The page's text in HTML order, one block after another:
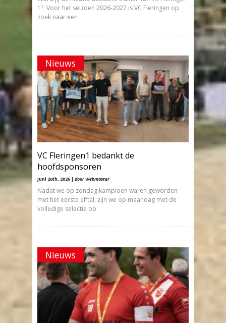
1? Voor het seizoen 2026-2027 is VC Fleringen op
zoek naar een
Nieuws
VC Fleringen1 bedankt de
hoofdsponsoren
juni 26th, 2026 | door Webmaster
Nadat we op zondag kampioen waren geworden
met het eerste elftal, zijn we op maandag met de
volledige selectie op
Nieuws